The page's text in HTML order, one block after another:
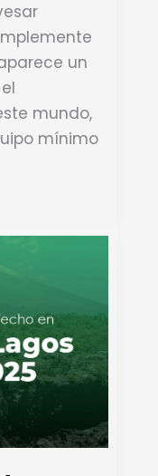
un
mundo,
mínimo